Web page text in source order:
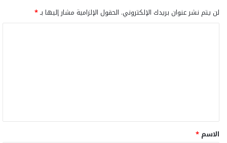
لن يتم نشر عنوان بريدك الإلكتروني. الحقول الإلزامية مشار إليها بـ*
ق
*
الاسم *